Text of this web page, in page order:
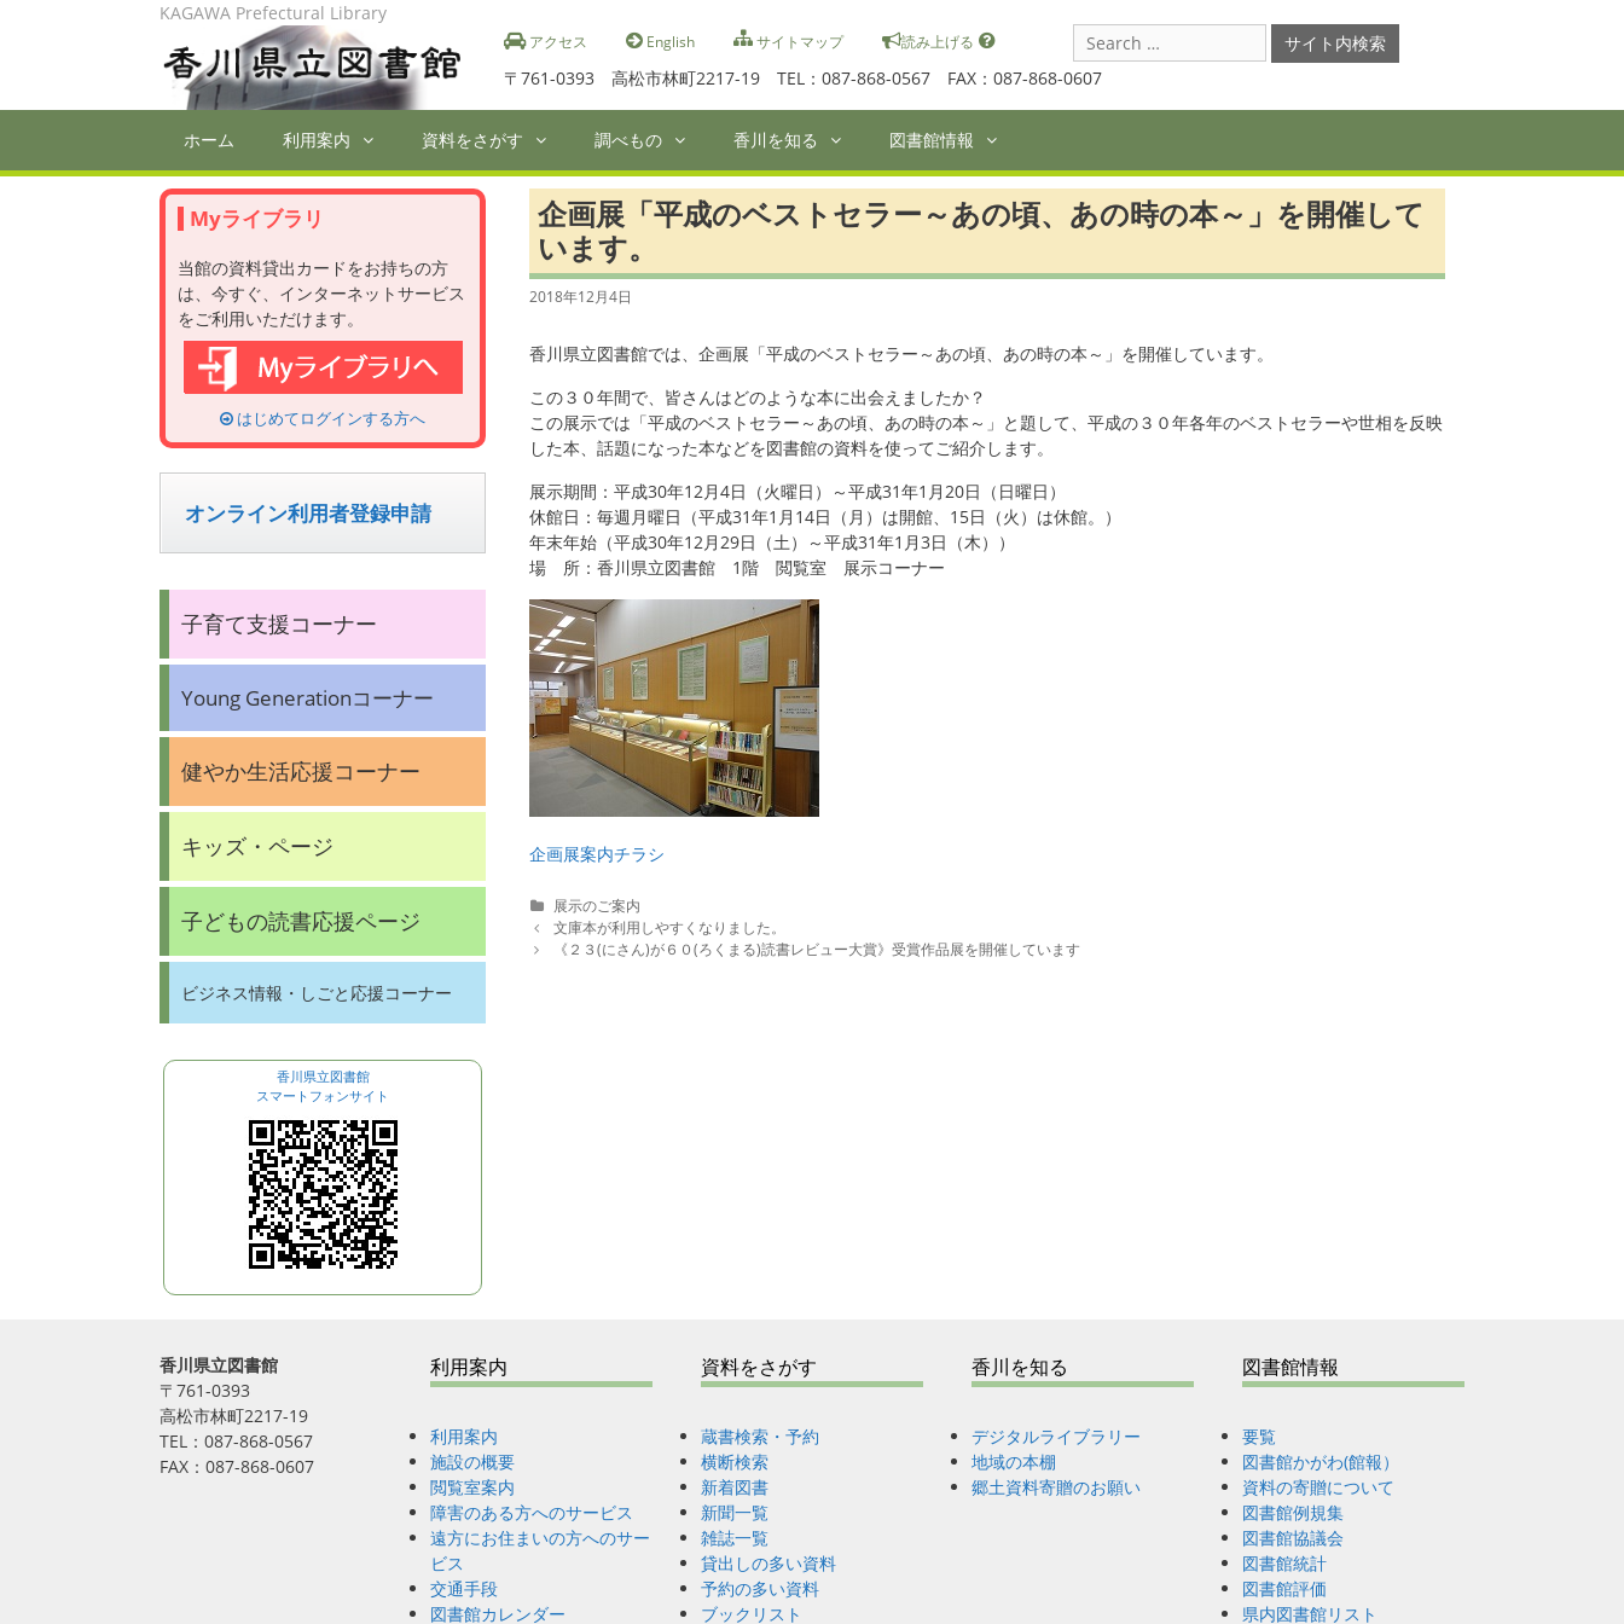
アクセス English サイトマップ 読み上げる
〒761-0393 高松市林町2217-19 TEL：087-868-0567 FAX：087-868-0607
KAGAWA Prefectural Library
Search
for:
ホーム 利用案内 資料をさがす 調べもの 香川を知る 図書館情報
企画展「平成のベストセラー～あの頃、あの時の本～」を開催して
います。
2018年12月4日
香川県立図書館では、企画展「平成のベストセラー～あの頃、あの時の本～」を開催しています。
この３０年間で、皆さんはどのような本に出会えましたか？
この展示では「平成のベストセラー～あの頃、あの時の本～」と題して、平成の３０年各年のベストセラーや世相を反映
した本、話題になった本などを図書館の資料を使ってご紹介します。
展示期間：平成30年12月4日（火曜日）～平成31年1月20日（日曜日）
休館日：毎週月曜日（平成31年1月14日（月）は開館、15日（火）は休館。）
年末年始（平成30年12月29日（土）～平成31年1月3日（木））
場 所：香川県立図書館 1階 閲覧室 展示コーナー
企画展案内チラシ
C
a
展示のご案内
P
o
文庫本が利用しやすくなりました。
《２３(にさん)が６０(ろくまる)読書レビュー大賞》受賞作品展を開催しています
Myライブラリ
当館の資料貸出カードをお持ちの方
は、今すぐ、インターネットサービス
をご利用いただけます。
はじめてログインする方へ
オンライン利用者登録申請
子育て支援コーナー
Young Generationコーナー
健やか生活応援コーナー
キッズ・ページ
子どもの読書応援ページ
ビジネス情報・しごと応援コーナー
香川県立図書館
スマートフォンサイト
香川県立図書館
〒761-0393
高松市林町2217-19
TEL：087-868-0567
FAX：087-868-0607
利用案内
利用案内
施設の概要
閲覧室案内
障害のある方へのサービス
遠方にお住まいの方へのサー
ビス
交通手段
図書館カレンダー
資料をさがす
蔵書検索・予約
横断検索
新着図書
新聞一覧
雑誌一覧
貸出しの多い資料
予約の多い資料
ブックリスト
香川を知る
デジタルライブラリー
地域の本棚
郷土資料寄贈のお願い
図書館情報
要覧
図書館かがわ(館報）
資料の寄贈について
図書館例規集
図書館協議会
図書館統計
図書館評価
県内図書館リスト